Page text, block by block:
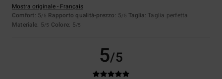
Mostra originale - Français
Comfort: 5/5 Rapporto qualità-prezzo: 5/5 Taglia: Taglia perfetta
Materiale: 5/5 Colore: 5/5
5/5